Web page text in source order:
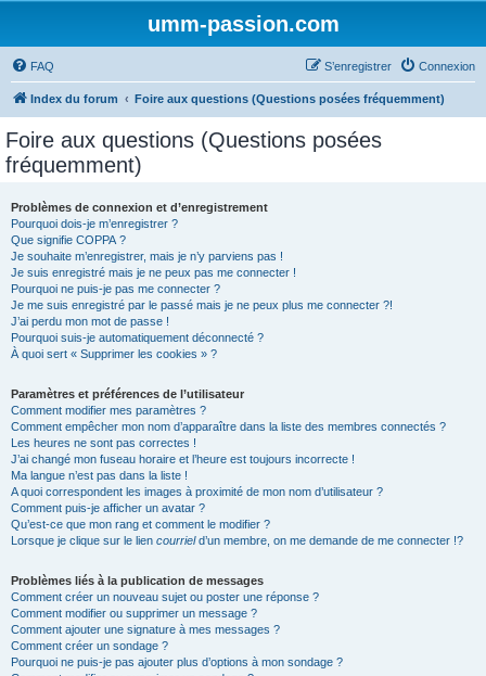
umm-passion.com
FAQ Connexion
S’enregistrer
Index du forum Foire aux questions (Questions posées fréquemment)
Foire aux questions (Questions posées
fréquemment)
Problèmes de connexion et d’enregistrement
Pourquoi dois-je m’enregistrer ?
Que signifie COPPA ?
Je souhaite m’enregistrer, mais je n’y parviens pas !
Je suis enregistré mais je ne peux pas me connecter !
Pourquoi ne puis-je pas me connecter ?
Je me suis enregistré par le passé mais je ne peux plus me connecter ?!
J’ai perdu mon mot de passe !
Pourquoi suis-je automatiquement déconnecté ?
À quoi sert « Supprimer les cookies » ?
Paramètres et préférences de l’utilisateur
Comment modifier mes paramètres ?
Comment empêcher mon nom d’apparaître dans la liste des membres connectés ?
Les heures ne sont pas correctes !
J’ai changé mon fuseau horaire et l’heure est toujours incorrecte !
Ma langue n’est pas dans la liste !
A quoi correspondent les images à proximité de mon nom d’utilisateur ?
Comment puis-je afficher un avatar ?
Qu’est-ce que mon rang et comment le modifier ?
Lorsque je clique sur le lien courrield’un membre, on me demande de me connecter !?
Problèmes liés à la publication de messages
Comment créer un nouveau sujet ou poster une réponse ?
Comment modifier ou supprimer un message ?
Comment ajouter une signature à mes messages ?
Comment créer un sondage ?
Pourquoi ne puis-je pas ajouter plus d’options à mon sondage ?